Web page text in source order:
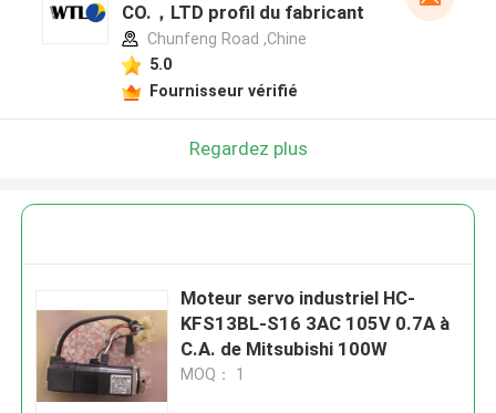
CO.，LTD profil du fabricant
Chunfeng Road ,Chine
5.0
Fournisseur vérifié
Regardez plus
Moteur servo industriel HC-
KFS13BL-S16 3AC 105V 0.7A à
C.A. de Mitsubishi 100W
MOQ： 1